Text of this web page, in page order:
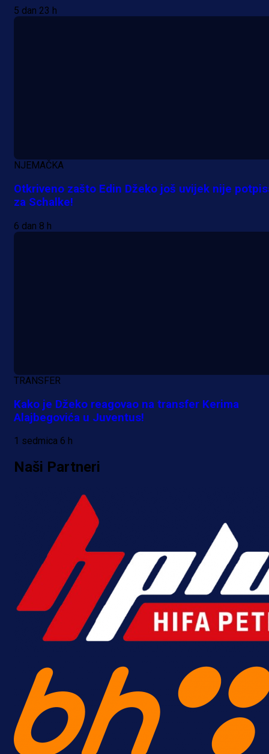
MrBit: Isprati kvalifikacije za
5 dan 23 h
NJEMAČKA
Otkriveno zašto Edin Džeko još uvijek nije
za Schalke!
6 dan 8 h
TRANSFER
Kako je Džeko reagovao na transfer Kerima
Alajbegovića u Juventus!
1 sedmica 6 h
Naši Partneri